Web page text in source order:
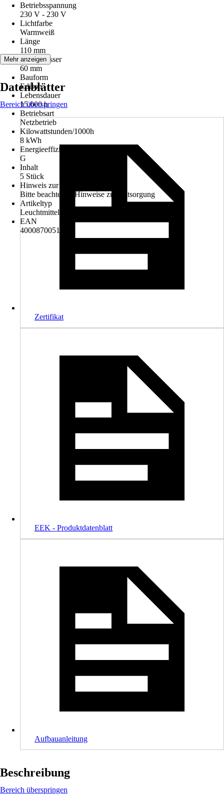
Betriebsspannung
230 V - 230 V
Lichtfarbe
Warmweiß
Länge
110 mm
Durchmesser
60 mm
Bauform
Edison
Lebensdauer
15.000 h
Betriebsart
Netzbetrieb
Kilowattstunden/1000h
8 kWh
Energieeffizienzklasse
G
Inhalt
5 Stück
Hinweis zur Entsorgung
Bitte beachte die Hinweise zur Entsorgung
Artikeltyp
Leuchtmittel
EAN
4000870051948
Mehr anzeigen
Datenblätter
Bereich überspringen
Zertifikat
EEK - Produktdatenblatt
Aufbauanleitung
Beschreibung
Bereich überspringen